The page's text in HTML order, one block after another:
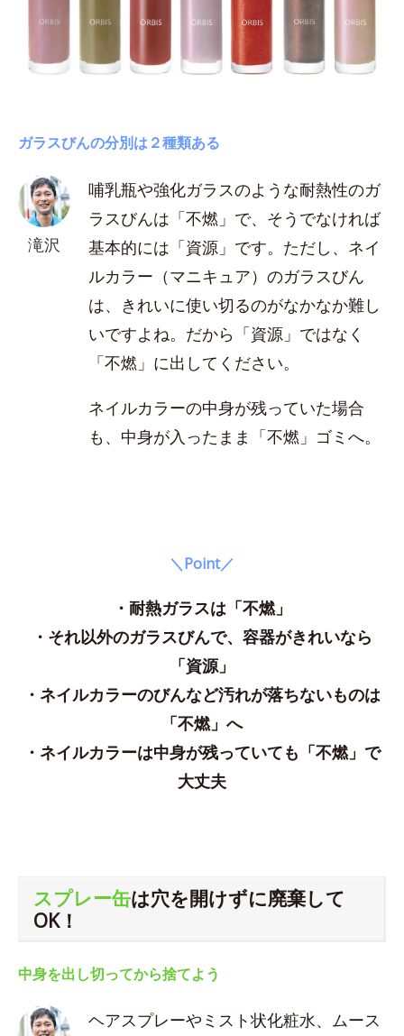
ガラスびんの分別は２種類ある
滝沢
哺乳瓶や強化ガラスのような耐熱性のガ
ラスびんは「不燃」で、そうでなければ
基本的には「資源」です。ただし、ネイ
ルカラー（マニキュア）のガラスびん
は、きれいに使い切るのがなかなか難し
いですよね。だから「資源」ではなく
「不燃」に出してください。
ネイルカラーの中身が残っていた場合
も、中身が入ったまま「不燃」ゴミへ。
＼Point／
・耐熱ガラスは「不燃」
・それ以外のガラスびんで、容器がきれいなら
「資源」
・ネイルカラーのびんなど汚れが落ちないものは
「不燃」へ
・ネイルカラーは中身が残っていても「不燃」で
大丈夫
スプレー缶は穴を開けずに廃棄して
OK！
中身を出し切ってから捨てよう
ヘアスプレーやミスト状化粧水、ムース